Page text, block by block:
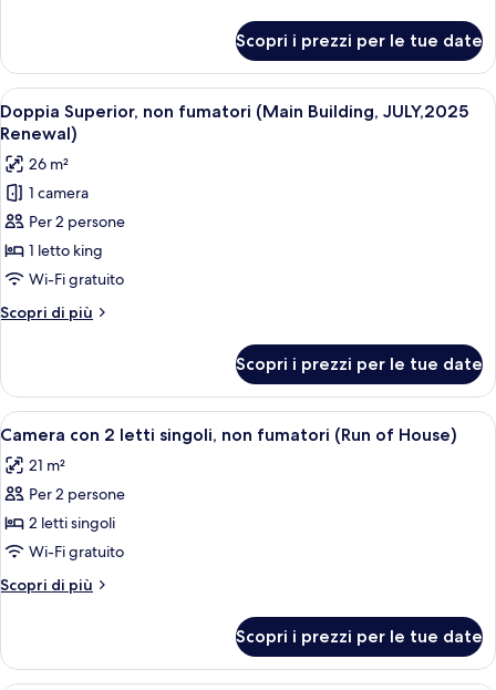
in
Grand,lounge
access)
Presidenziale,
non
fumatori
(Grand
Grand,lounge
access)
Scopri i prezzi per le tue date
Apri
tutte
le
foto
per
Doppia
Superior,
non
fumatori
(Main
JULY,2025
Renewal)
Doppia Superior, non fumatori
4
Doppia Superior, non fumatori (Main Building, JULY,2025
Renewal)
26 m²
1 camera
Per 2 persone
1 letto king
Wi-Fi gratuito
Scopri di più
Altri
Superior,
non
fumatori
Building,
JULY,2025
Scopri i prezzi per le tue date
Apri
tutte
le
foto
per
Camera
con
2
singoli,
non
Una camera d'albergo con due letti,
4
Camera con 2 letti singoli, non fumatori (Run of House)
21 m²
Per 2 persone
2 letti singoli
Wi-Fi gratuito
Scopri di più
Altri
con
Scopri i prezzi per le tue date